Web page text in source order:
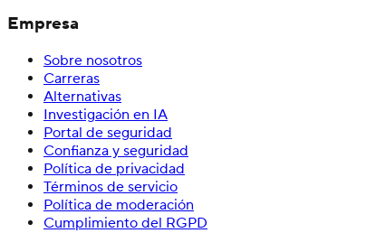
Empresa
Sobre nosotros
Carreras
Alternativas
Investigación en IA
Portal de seguridad
Confianza y seguridad
Política de privacidad
Términos de servicio
Política de moderación
Cumplimiento del RGPD